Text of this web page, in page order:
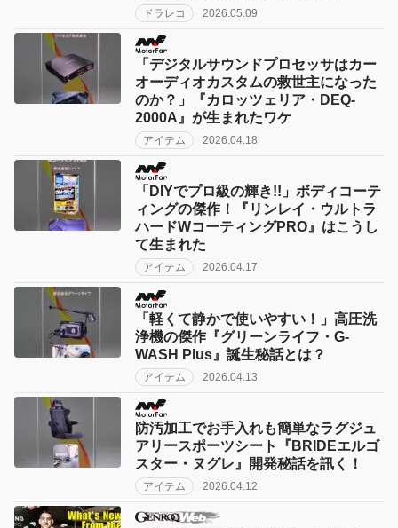
ドラレコ 2026.05.09
「デジタルサウンドプロセッサはカー
オーディオカスタムの救世主になった
のか？」『カロッツェリア・DEQ-
2000A』が生まれたワケ
アイテム 2026.04.18
「DIYでプロ級の輝き!!」ボディコーテ
ィングの傑作！『リンレイ・ウルトラ
ハードWコーティングPRO』はこうし
て生まれた
アイテム 2026.04.17
「軽くて静かで使いやすい！」高圧洗
浄機の傑作『グリーンライフ・G-
WASH Plus』誕生秘話とは？
アイテム 2026.04.13
防汚加工でお手入れも簡単なラグジュ
アリースポーツシート『BRIDEエルゴ
スター・ヌグレ』開発秘話を訊く！
アイテム 2026.04.12